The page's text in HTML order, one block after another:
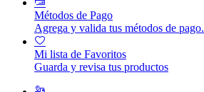
Métodos de Pago
Agrega y valida tus métodos de pago.
Mi lista de Favoritos
Guarda y revisa tus productos